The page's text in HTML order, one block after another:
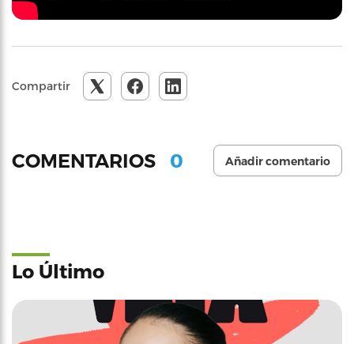
Compartir
COMENTARIOS 0 Añadir comentario
Lo Último